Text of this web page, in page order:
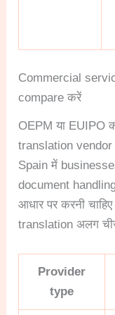
Commercial
compare करें
OEPM या EUIPO
translation vendor
Spain में
document
आधार पर करनी
translation अलग
Provider
type